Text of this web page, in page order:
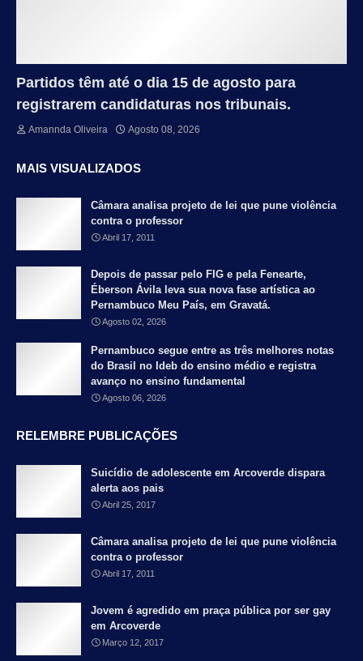
Partidos têm até o dia 15 de agosto para
registrarem candidaturas nos tribunais.
Amannda Oliveira Agosto 08, 2026
MAIS VISUALIZADOS
Câmara analisa projeto de lei que pune violência
contra o professor
Abril 17, 2011
Depois de passar pelo FIG e pela Fenearte,
Éberson Ávila leva sua nova fase artística ao
Pernambuco Meu País, em Gravatá.
Agosto 02, 2026
Pernambuco segue entre as três melhores notas
do Brasil no Ideb do ensino médio e registra
avanço no ensino fundamental
Agosto 06, 2026
RELEMBRE PUBLICAÇÕES
Suicídio de adolescente em Arcoverde dispara
alerta aos pais
Abril 25, 2017
Câmara analisa projeto de lei que pune violência
contra o professor
Abril 17, 2011
Jovem é agredido em praça pública por ser gay
em Arcoverde
Março 12, 2017